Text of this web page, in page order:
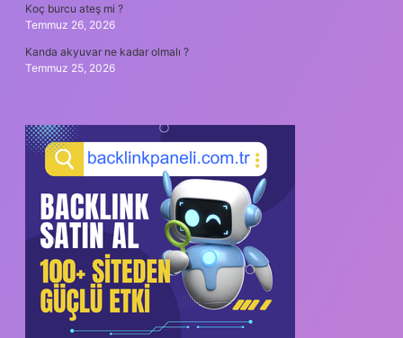
Koç burcu ateş mi ?
Temmuz 26, 2026
Kanda akyuvar ne kadar olmalı ?
Temmuz 25, 2026